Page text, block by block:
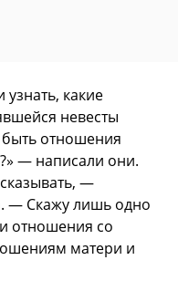
какие
невесты
отношения
— написали они.
—
— Скажу лишь одно
отношения со
матери и